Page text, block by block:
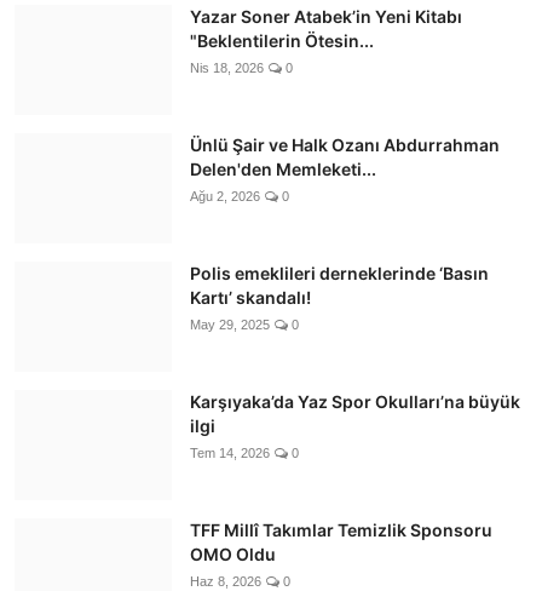
Yazar Soner Atabek’in Yeni Kitabı
"Beklentilerin Ötesin...
Nis 18, 2026 0
Ünlü Şair ve Halk Ozanı Abdurrahman
Delen'den Memleketi...
Ağu 2, 2026 0
Polis emeklileri derneklerinde ‘Basın
Kartı’ skandalı!
May 29, 2025 0
Karşıyaka’da Yaz Spor Okulları’na büyük
ilgi
Tem 14, 2026 0
TFF Millî Takımlar Temizlik Sponsoru
OMO Oldu
Haz 8, 2026 0